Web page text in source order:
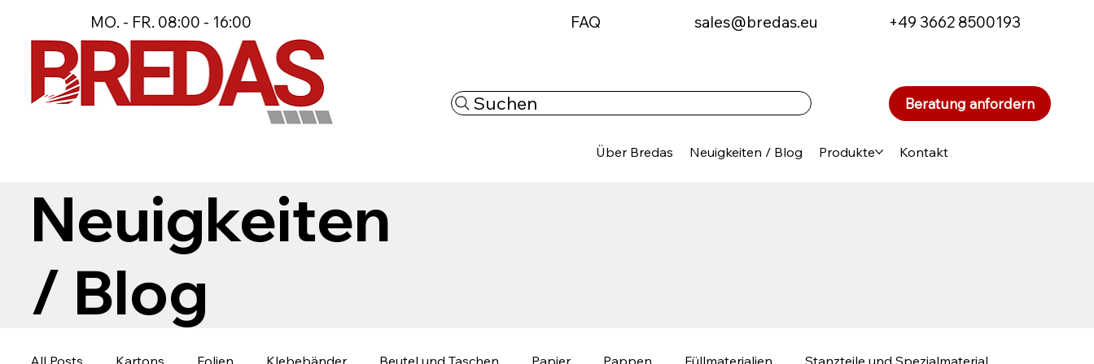
MO. - FR. 08:00 - 16:00
Über Bredas Neuigkeiten / Blog Produkte Kontakt
FAQ
Suchen
sales@bredas.eu +49 3662 8500193
Beratung anfordern
Neuigkeiten
/ Blog
All Posts Kartons Folien Klebebänder Beutel und Taschen Papier Pappen Füllmaterialien Stanzteile und Spezialmaterial